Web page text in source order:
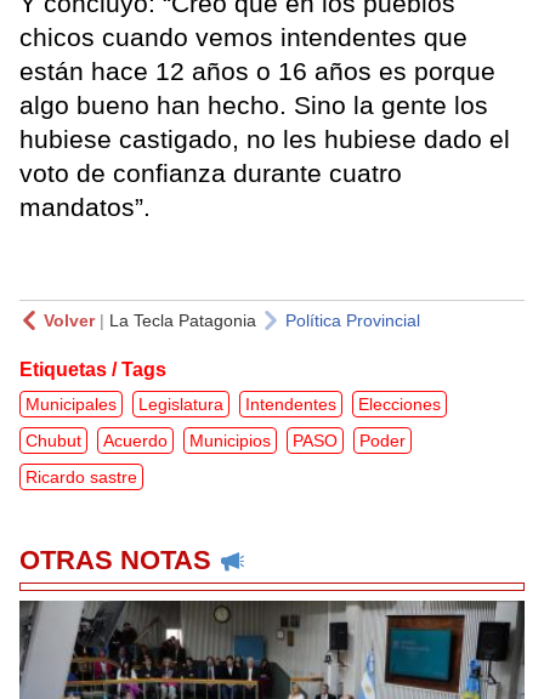
chicos cuando vemos intendentes que
están hace 12 años o 16 años es porque
algo bueno han hecho. Sino la gente los
hubiese castigado, no les hubiese dado el
voto de confianza durante cuatro
mandatos”.
Volver| La Tecla Patagonia Política Provincial
Etiquetas / Tags
Municipales Legislatura Intendentes
Elecciones
Chubut
Acuerdo Municipios PASO
Poder
Ricardo sastre
OTRAS NOTAS